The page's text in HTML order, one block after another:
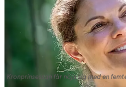
Kronprinsessan får nöja sig med en